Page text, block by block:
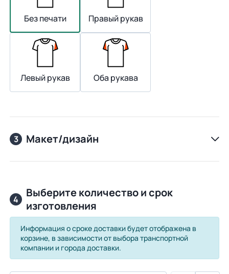
Без печати Правый рукав
Левый рукав Оба рукава
3 Макет/дизайн
4
Выберите количество и срок
изготовления
Информация о сроке доставки будет отображена в
корзине, в зависимости от выбора транспортной
компании и города доставки.